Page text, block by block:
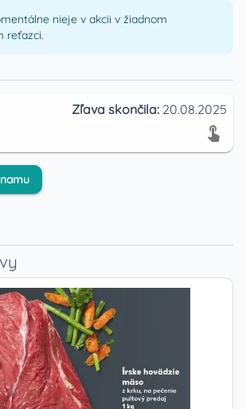
nieje v akcii v žiadnom
reťazci.
Zľava skončila: 20.08.2025